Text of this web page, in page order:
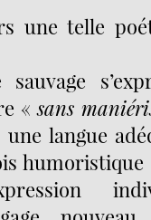
une telle
«sans
langue
humoristique